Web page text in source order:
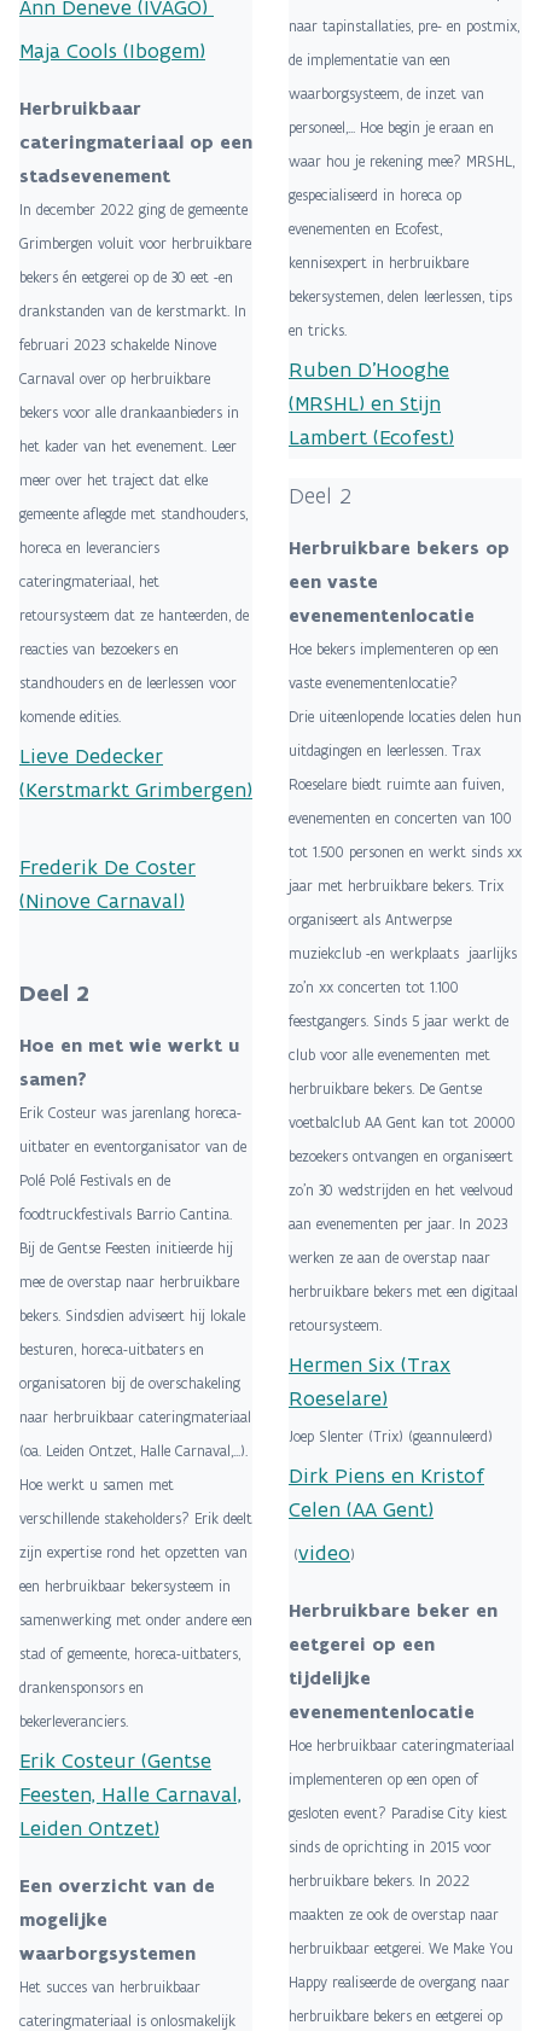
Ann Deneve (IVAGO)
Maja Cools (Ibogem)
Herbruikbaar
cateringmateriaal op een
stadsevenement
In december 2022 ging de gemeente
Grimbergen voluit voor herbruikbare
bekers én eetgerei op de 30 eet -en
drankstanden van de kerstmarkt. In
februari 2023 schakelde Ninove
Carnaval over op herbruikbare
bekers voor alle drankaanbieders in
het kader van het evenement. Leer
meer over het traject dat elke
gemeente aflegde met standhouders,
horeca en leveranciers
cateringmateriaal, het
retoursysteem dat ze hanteerden, de
reacties van bezoekers en
standhouders en de leerlessen voor
komende edities.
Lieve Dedecker
(Kerstmarkt Grimbergen)
Frederik De Coster
(Ninove Carnaval)
Deel 2
Hoe en met wie werkt u
samen?
Erik Costeur was jarenlang horeca-
uitbater en eventorganisator van de
Polé Polé Festivals en de
foodtruckfestivals Barrio Cantina.
Bij de Gentse Feesten initieerde hij
mee de overstap naar herbruikbare
bekers. Sindsdien adviseert hij lokale
besturen, horeca-uitbaters en
organisatoren bij de overschakeling
naar herbruikbaar cateringmateriaal
(oa. Leiden Ontzet, Halle Carnaval,...).
Hoe werkt u samen met
verschillende stakeholders? Erik deelt
zijn expertise rond het opzetten van
een herbruikbaar bekersysteem in
samenwerking met onder andere een
stad of gemeente, horeca-uitbaters,
drankensponsors en
bekerleveranciers.
Erik Costeur (Gentse
Feesten, Halle Carnaval,
Leiden Ontzet)
Een overzicht van de
mogelijke
waarborgsystemen
Het succes van herbruikbaar
cateringmateriaal is onlosmakelijk
naar tapinstallaties, pre- en postmix,
de implementatie van een
waarborgsysteem, de inzet van
personeel,... Hoe begin je eraan en
waar hou je rekening mee? MRSHL,
gespecialiseerd in horeca op
evenementen en Ecofest,
kennisexpert in herbruikbare
bekersystemen, delen leerlessen, tips
en tricks.
Ruben D'Hooghe
(MRSHL) en Stijn
Lambert (Ecofest)
Deel 2
Herbruikbare bekers op
een vaste
evenementenlocatie
Hoe bekers implementeren op een
vaste evenementenlocatie?
Drie uiteenlopende locaties delen hun
uitdagingen en leerlessen. Trax
Roeselare biedt ruimte aan fuiven,
evenementen en concerten van 100
tot 1.500 personen en werkt sinds xx
jaar met herbruikbare bekers. Trix
organiseert als Antwerpse
muziekclub -en werkplaats jaarlijks
zo'n xx concerten tot 1.100
feestgangers. Sinds 5 jaar werkt de
club voor alle evenementen met
herbruikbare bekers. De Gentse
voetbalclub AA Gent kan tot 20000
bezoekers ontvangen en organiseert
zo'n 30 wedstrijden en het veelvoud
aan evenementen per jaar. In 2023
werken ze aan de overstap naar
herbruikbare bekers met een digitaal
retoursysteem.
Hermen Six (Trax
Roeselare)
Joep Slenter (Trix) (geannuleerd)
Dirk Piens en Kristof
Celen (AA Gent)
(video)
Herbruikbare beker en
eetgerei op een
tijdelijke
evenementenlocatie
Hoe herbruikbaar cateringmateriaal
implementeren op een open of
gesloten event? Paradise City kiest
sinds de oprichting in 2015 voor
herbruikbare bekers. In 2022
maakten ze ook de overstap naar
herbruikbaar eetgerei. We Make You
Happy realiseerde de overgang naar
herbruikbare bekers en eetgerei op